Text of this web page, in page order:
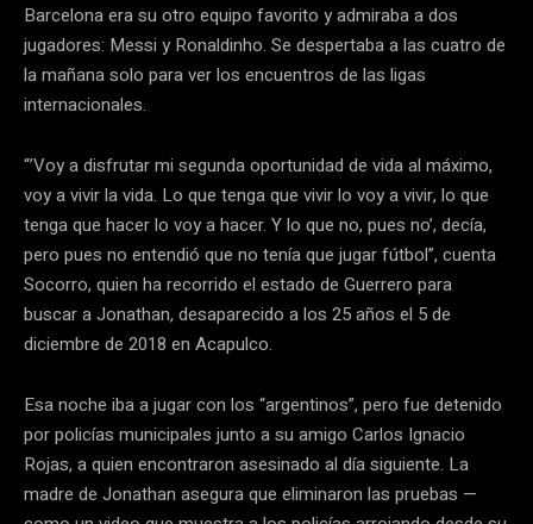
Barcelona era su otro equipo favorito y admiraba a dos
jugadores: Messi y Ronaldinho. Se despertaba a las cuatro de
la mañana solo para ver los encuentros de las ligas
internacionales.
“’Voy a disfrutar mi segunda oportunidad de vida al máximo,
voy a vivir la vida. Lo que tenga que vivir lo voy a vivir, lo que
tenga que hacer lo voy a hacer. Y lo que no, pues no’, decía,
pero pues no entendió que no tenía que jugar fútbol”, cuenta
Socorro, quien ha recorrido el estado de Guerrero para
buscar a Jonathan, desaparecido a los 25 años el 5 de
diciembre de 2018 en Acapulco.
Esa noche iba a jugar con los “argentinos”, pero fue detenido
por policías municipales junto a su amigo Carlos Ignacio
Rojas, a quien encontraron asesinado al día siguiente. La
madre de Jonathan asegura que eliminaron las pruebas —